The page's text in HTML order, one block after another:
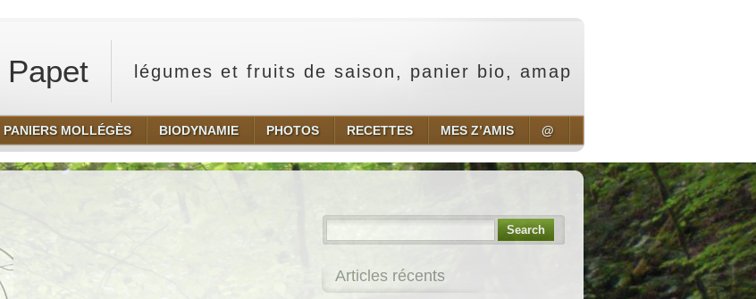
légumes et fruits de saison, panier bio, amap
PANIERS MOLLÉGÈS BIODYNAMIE PHOTOS RECETTES MES Z’AMIS @
Search
Articles récents